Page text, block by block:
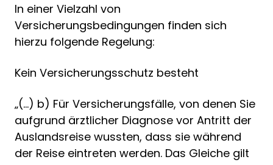
In einer Vielzahl von
Versicherungsbedingungen finden sich
hierzu folgende Regelung:
Kein Versicherungsschutz besteht
„(...) b) Für Versicherungsfälle, von denen Sie
aufgrund ärztlicher Diagnose vor Antritt der
Auslandsreise wussten, dass sie während
der Reise eintreten werden. Das Gleiche gilt